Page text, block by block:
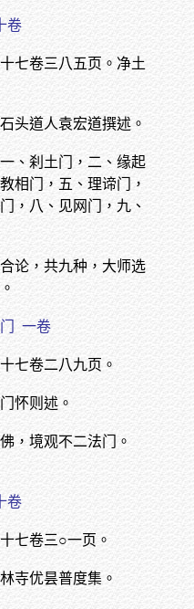
卷
七卷三八五页。净土
头道人袁宏道撰述。
、刹土门，二、缘起
相门，五、理谛门，
，八、见网门，九、
论，共九种，大师选
一卷
七卷二八九页。
怀则述。
，境观不二法门。
卷
七卷三○一页。
寺优昙普度集。